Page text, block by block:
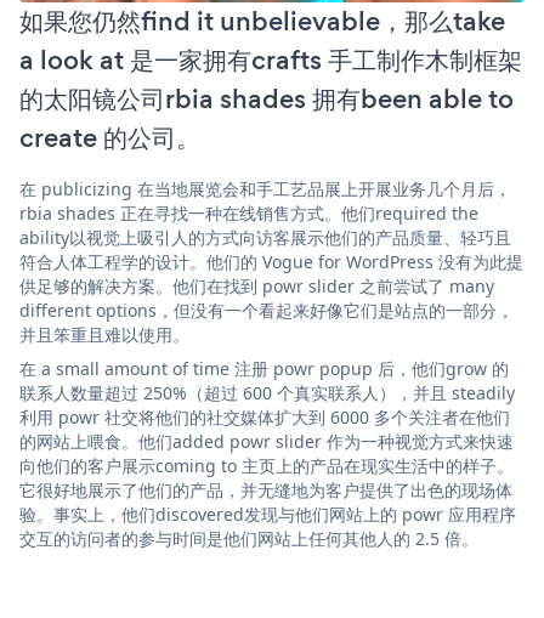
如果您仍然find it unbelievable，那么take
a look at 是一家拥有crafts 手工制作木制框架
的太阳镜公司rbia shades 拥有been able to
create 的公司。
在 publicizing 在当地展览会和手工艺品展上开展业务几个月后，
rbia shades 正在寻找一种在线销售方式。他们required the
ability以视觉上吸引人的方式向访客展示他们的产品质量、轻巧且
符合人体工程学的设计。他们的 Vogue for WordPress 没有为此提
供足够的解决方案。他们在找到 powr slider 之前尝试了 many
different options，但没有一个看起来好像它们是站点的一部分，
并且笨重且难以使用。
在 a small amount of time 注册 powr popup 后，他们grow 的
联系人数量超过 250%（超过 600 个真实联系人），并且 steadily
利用 powr 社交将他们的社交媒体扩大到 6000 多个关注者在他们
的网站上喂食。他们added powr slider 作为一种视觉方式来快速
向他们的客户展示coming to 主页上的产品在现实生活中的样子。
它很好地展示了他们的产品，并无缝地为客户提供了出色的现场体
验。事实上，他们discovered发现与他们网站上的 powr 应用程序
交互的访问者的参与时间是他们网站上任何其他人的 2.5 倍。